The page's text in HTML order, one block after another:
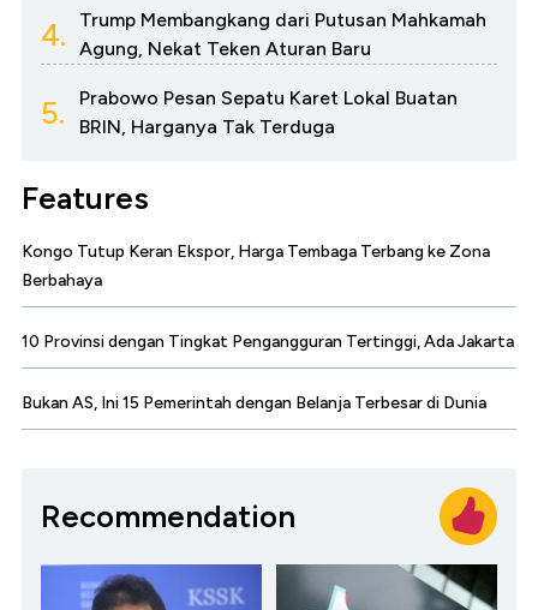
4.
Trump Membangkang dari Putusan Mahkamah
Agung, Nekat Teken Aturan Baru
5.
Prabowo Pesan Sepatu Karet Lokal Buatan
BRIN, Harganya Tak Terduga
Features
Kongo Tutup Keran Ekspor, Harga Tembaga Terbang ke Zona
Berbahaya
10 Provinsi dengan Tingkat Pengangguran Tertinggi, Ada Jakarta
Bukan AS, Ini 15 Pemerintah dengan Belanja Terbesar di Dunia
Recommendation